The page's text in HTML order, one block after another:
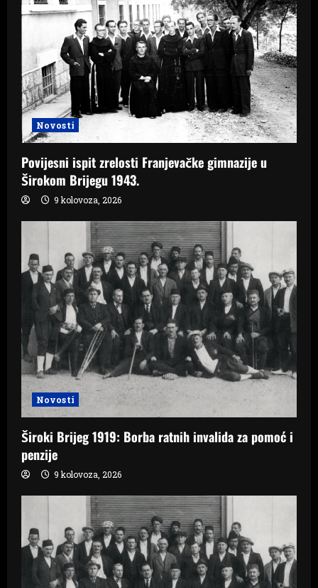
Novosti
Povijesni ispit zrelosti Franjevačke gimnazije u
Širokom Brijegu 1943.
9 kolovoza, 2026
Novosti
Široki Brijeg 1919: Borba ratnih invalida za pomoć i
penzije
9 kolovoza, 2026